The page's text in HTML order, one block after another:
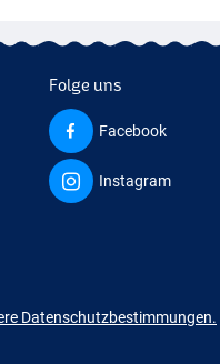
Folge uns
Facebook
Instagram
Datenschutzbestimmungen.